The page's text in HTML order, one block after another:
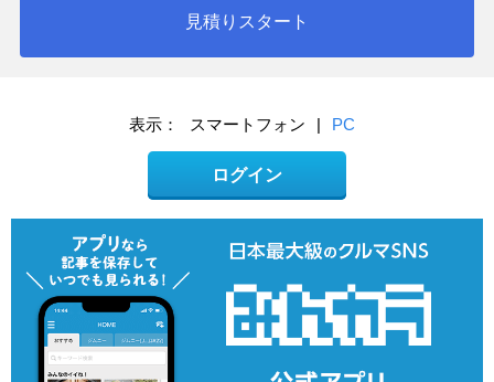
見積りスタート
表示： スマートフォン | PC
ログイン